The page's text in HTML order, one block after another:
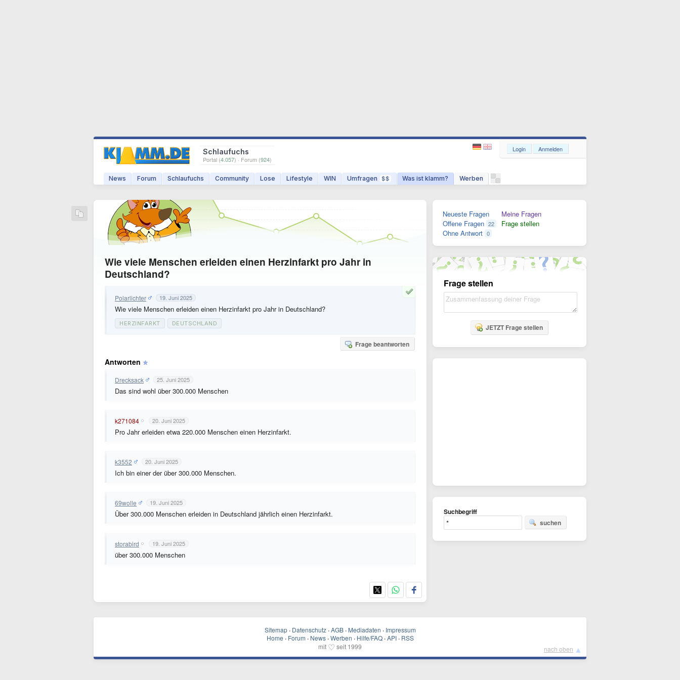
Schlaufuchs
Portal (4.057) · Forum (924)
News Forum Schlaufuchs Community Lose Lifestyle WIN Umfragen $$ Was ist klamm? Werben
Login Anmelden
Wie viele Menschen erleiden einen Herzinfarkt pro Jahr in
Deutschland?
Polarlichter 19. Juni 2025
Wie viele Menschen erleiden einen Herzinfarkt pro Jahr in Deutschland?
HERZINFARKT DEUTSCHLAND
Frage beantworten
Antworten
Drecksack 25. Juni 2025
Das sind wohl über 300.000 Menschen
k271084 20. Juni 2025
Pro Jahr erleiden etwa 220.000 Menschen einen Herzinfarkt.
k3552 20. Juni 2025
Ich bin einer der über 300.000 Menschen.
69wolle 19. Juni 2025
Über 300.000 Menschen erleiden in Deutschland jährlich einen Herzinfarkt.
storabird 19. Juni 2025
über 300.000 Menschen
Neueste Fragen
Offene Fragen 22
Ohne Antwort 0
Meine Fragen
Frage stellen
Frage stellen
JETZT Frage stellen
Suchbegriff
suchen
Sitemap · Datenschutz · AGB · Mediadaten · Impressum
Home · Forum · News · Werben · Hilfe/FAQ · API · RSS
mit ♡ seit 1999 nach oben ▲